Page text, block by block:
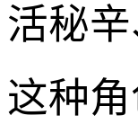
活秘
这种